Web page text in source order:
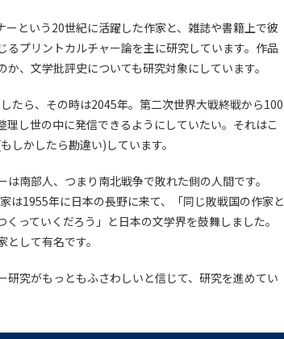
という20世紀に活躍した作家と、雑誌や書籍上で彼
プリントカルチャー論を主に研究しています。作品
、文学批評史についても研究対象にしています。
たら、その時は2045年。第二次世界大戦終戦から100
し世の中に発信できるようにしていたい。それはこ
しかしたら勘違い)しています。
南部人、つまり南北戦争で敗れた側の人間です。
は1955年に日本の長野に来て、「同じ敗戦国の作家と
っていくだろう」と日本の文学界を鼓舞しました。
して有名です。
究がもっともふさわしいと信じて、研究を進めてい